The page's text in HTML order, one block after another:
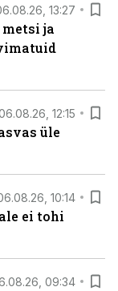
13:27
ja
12:15
üle
10:14
ei tohi
09:34